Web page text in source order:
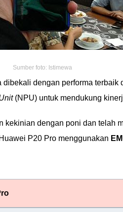
Sumber foto: Istimewa
dengan performa terbaik
(NPU) untuk mendukung
kekinian dengan poni dan telah
P20 Pro menggunakan